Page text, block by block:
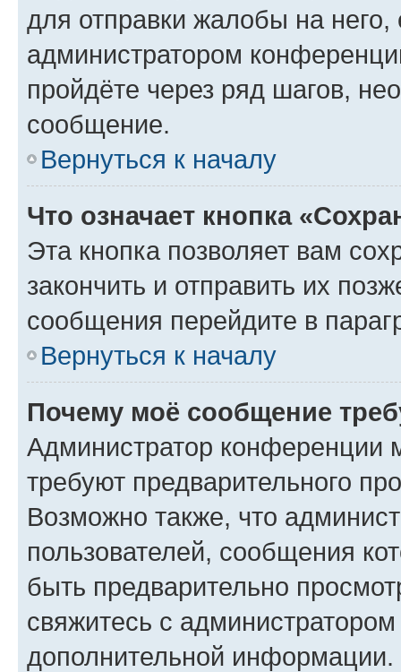
для отправки жалобы на
администратором
пройдёте через ряд шагов,
сообщение.
Вернуться к началу
Что означает кнопка
Эта кнопка позволяет вам
закончить и отправить их
сообщения перейдите в
Вернуться к началу
Почему моё сообщение
Администратор конференции
требуют предварительного
Возможно также, что
пользователей, сообщения
быть предварительно
свяжитесь с
дополнительной информации.